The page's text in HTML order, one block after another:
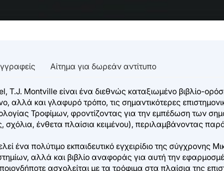
Αίτημα για δωρεάν αντίτυπο
T.J. Montville είναι ένα διεθνώς καταξιωμένο βιβλίο-
αλλά και γλαφυρό τρόπο, τις σημαντικότερες
Τροφίμων, φροντίζοντας για την εμπέδωση των
ένθετα πλαίσια κειμένου), περιλαμβάνοντας
ένα πολύτιμο εκπαιδευτικό εγχειρίδιο της σύγχρονης
αλλά και βιβλίο αναφοράς για αυτή την
ασχολείται με τα τρόφιμα στα πλαίσια της